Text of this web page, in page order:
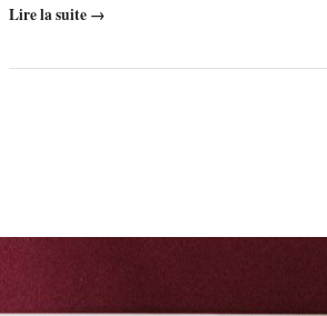
Lire la suite →